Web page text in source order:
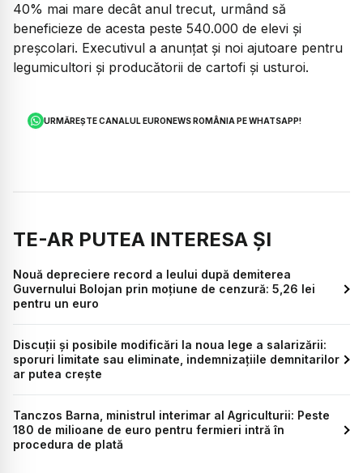
40% mai mare decât anul trecut, urmând să
beneficieze de acesta peste 540.000 de elevi și
preșcolari. Executivul a anunțat și noi ajutoare pentru
legumicultori și producătorii de cartofi și usturoi.
URMĂREȘTE CANALUL EURONEWS ROMÂNIA PE WHATSAPP!
TE-AR PUTEA INTERESA ȘI
Nouă depreciere record a leului după demiterea
Guvernului Bolojan prin moțiune de cenzură: 5,26 lei
pentru un euro
Discuții și posibile modificări la noua lege a salarizării:
sporuri limitate sau eliminate, indemnizațiile demnitarilor
ar putea crește
Tanczos Barna, ministrul interimar al Agriculturii: Peste
180 de milioane de euro pentru fermieri intră în
procedura de plată